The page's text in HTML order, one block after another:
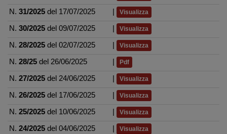
N. 31/2025 del 17/07/2025 Visualizza
N. 30/2025 del 09/07/2025 Visualizza
N. 28/2025 del 02/07/2025 Visualizza
N. 28/25 del 26/06/2025 Pdf
N. 27/2025 del 24/06/2025 Visualizza
N. 26/2025 del 17/06/2025 Visualizza
N. 25/2025 del 10/06/2025 Visualizza
N. 24/2025 del 04/06/2025 Visualizza